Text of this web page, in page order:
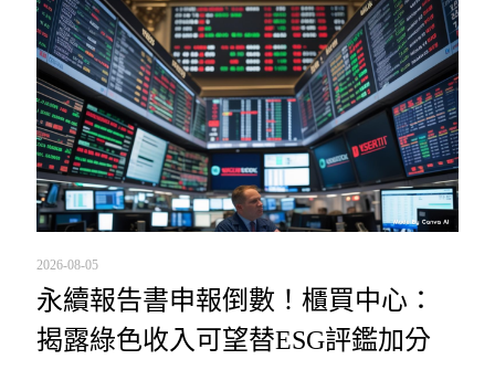
2026-08-05
永續報告書申報倒數！櫃買中心：
揭露綠色收入可望替ESG評鑑加分